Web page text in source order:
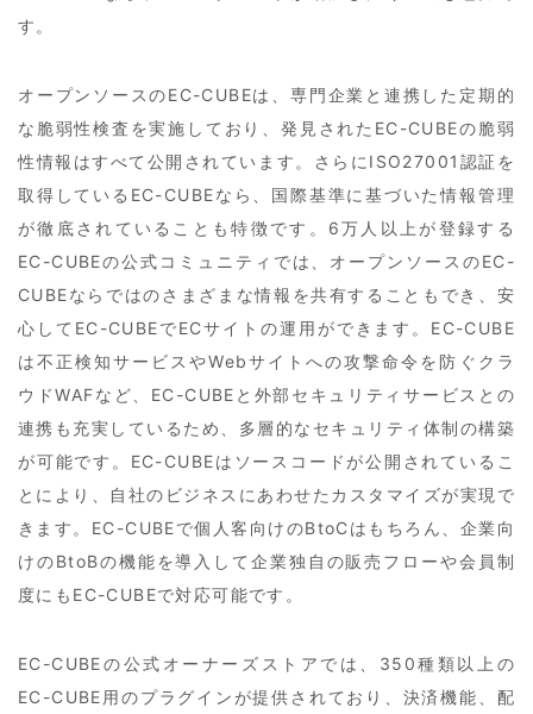
す。
オープンソースのEC-CUBEは、専門企業と連携した定期的
な脆弱性検査を実施しており、発見されたEC-CUBEの脆弱
性情報はすべて公開されています。さらにISO27001認証を
取得しているEC-CUBEなら、国際基準に基づいた情報管理
が徹底されていることも特徴です。6万人以上が登録する
EC-CUBEの公式コミュニティでは、オープンソースのEC-
CUBEならではのさまざまな情報を共有することもでき、安
心してEC-CUBEでECサイトの運用ができます。EC-CUBE
は不正検知サービスやWebサイトへの攻撃命令を防ぐクラ
ウドWAFなど、EC-CUBEと外部セキュリティサービスとの
連携も充実しているため、多層的なセキュリティ体制の構築
が可能です。EC-CUBEはソースコードが公開されているこ
とにより、自社のビジネスにあわせたカスタマイズが実現で
きます。EC-CUBEで個人客向けのBtoCはもちろん、企業向
けのBtoBの機能を導入して企業独自の販売フローや会員制
度にもEC-CUBEで対応可能です。
EC-CUBEの公式オーナーズストアでは、350種類以上の
EC-CUBE用のプラグインが提供されており、決済機能、配